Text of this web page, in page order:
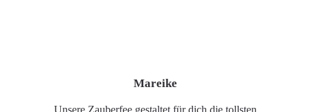
Mareike
Unsere Zauberfee gestaltet für dich die tollsten